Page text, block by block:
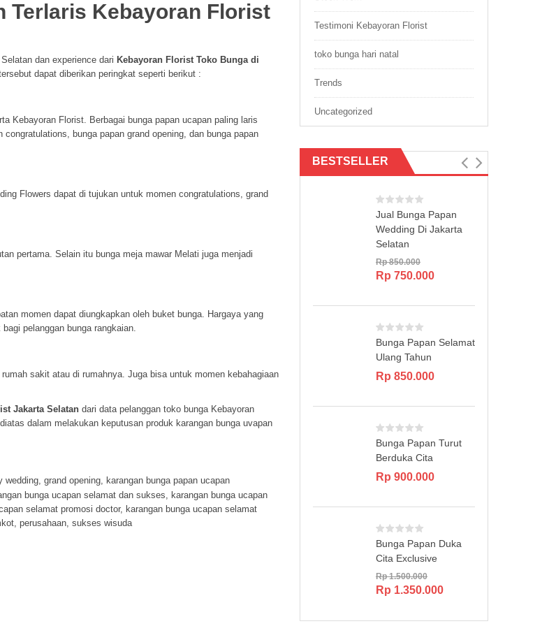
Terlaris Kebayoran Florist
dan experience dari Kebayoran Florist Toko Bunga di
dapat diberikan peringkat seperti berikut :
Kebayoran Florist. Berbagai bunga papan ucapan paling laris
bunga papan grand opening, dan bunga papan
Flowers dapat di tujukan untuk momen congratulations, grand
pertama. Selain itu bunga meja mawar Melati juga menjadi
momen dapat diungkapkan oleh buket bunga. Hargaya yang
pelanggan bunga rangkaian.
sakit atau di rumahnya. Juga bisa untuk momen kebahagiaan
Jakarta Selatan dari data pelanggan toko bunga Kebayoran
dalam melakukan keputusan produk karangan bunga uvapan
wedding, grand opening, karangan bunga papan ucapan
bunga ucapan selamat dan sukses, karangan bunga ucapan
selamat promosi doctor, karangan bunga ucapan selamat
, perusahaan, sukses wisuda
Testimoni Kebayoran Florist
toko bunga hari natal
Trends
Uncategorized
BESTSELLER
Jual Bunga Papan
Wedding Di Jakarta
Selatan
Rp850.000
Original
Rp 750.000Current
Bunga Papan Selamat
Ulang Tahun
Rp 850.000
Bunga Papan Turut
Berduka Cita
Rp 900.000
Bunga Papan Duka
Cita Exclusive
Rp1.500.000
Original
Rp 1.350.000Current